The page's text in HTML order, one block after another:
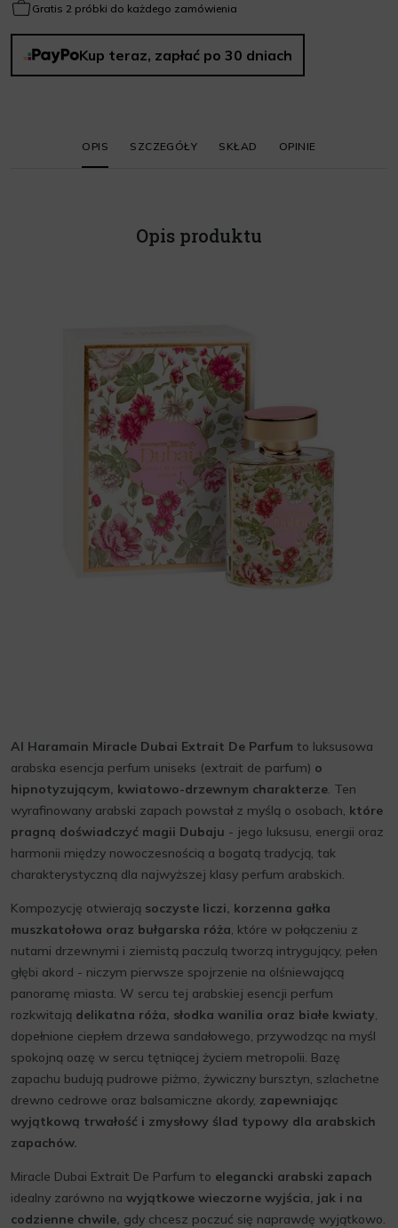
Gratis 2 próbki do każdego zamówienia
Kup teraz, zapłać po 30 dniach
OPIS SZCZEGÓŁY SKŁAD OPINIE
Opis produktu
Al Haramain Miracle Dubai Extrait De Parfum to luksusowa
arabska esencja perfum uniseks (extrait de parfum) o
hipnotyzującym, kwiatowo-drzewnym charakterze. Ten
wyrafinowany arabski zapach powstał z myślą o osobach, które
pragną doświadczyć magii Dubaju - jego luksusu, energii oraz
harmonii między nowoczesnością a bogatą tradycją, tak
charakterystyczną dla najwyższej klasy perfum arabskich.
Kompozycję otwierają soczyste liczi, korzenna gałka
muszkatołowa oraz bułgarska róża, które w połączeniu z
nutami drzewnymi i ziemistą paczulą tworzą intrygujący, pełen
głębi akord - niczym pierwsze spojrzenie na olśniewającą
panoramę miasta. W sercu tej arabskiej esencji perfum
rozkwitają delikatna róża, słodka wanilia oraz białe kwiaty,
dopełnione ciepłem drzewa sandałowego, przywodząc na myśl
spokojną oazę w sercu tętniącej życiem metropolii. Bazę
zapachu budują pudrowe piżmo, żywiczny bursztyn, szlachetne
drewno cedrowe oraz balsamiczne akordy, zapewniając
wyjątkową trwałość i zmysłowy ślad typowy dla arabskich
zapachów.
Miracle Dubai Extrait De Parfum to elegancki arabski zapach
idealny zarówno na wyjątkowe wieczorne wyjścia, jak i na
codzienne chwile, gdy chcesz poczuć się naprawdę wyjątkowo.